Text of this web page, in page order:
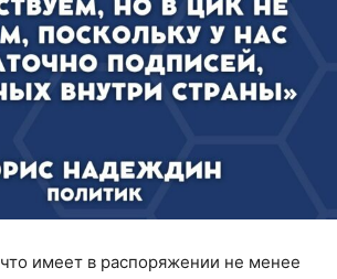
что имеет в распоряжении не менее